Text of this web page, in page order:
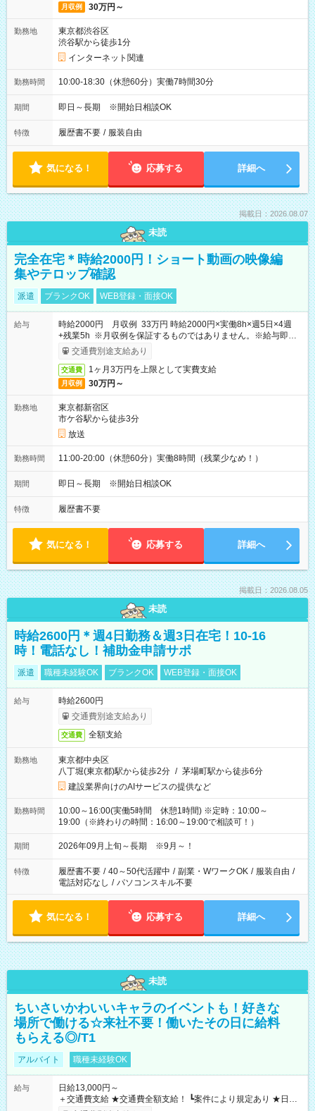
月収例 30万円～
勤務地
東京都渋谷区
渋谷駅から徒歩1分
インターネット関連
勤務時間 10:00-18:30（休憩60分）実働7時間30分
期間 即日～長期 ※開始日相談OK
特徴 履歴書不要 / 服装自由
気になる！ 応募する 詳細へ
掲載日：2026.08.07
未読
完全在宅＊時給2000円！ショート動画の映像編
集やテロップ確認
派遣 ブランクOK WEB登録・面接OK
給与
時給2000円 月収例 33万円 時給2000円×実働8h×週5日×4週
+残業5h ※月収例を保証するものではありません。※給与即受
取りサービス利用可（利用条件有）
交通費別途支給あり
交通費 1ヶ月3万円を上限として実費支給
月収例 30万円～
勤務地
東京都新宿区
市ケ谷駅から徒歩3分
放送
勤務時間 11:00-20:00（休憩60分）実働8時間（残業少なめ！）
期間 即日～長期 ※開始日相談OK
特徴 履歴書不要
気になる！ 応募する 詳細へ
掲載日：2026.08.05
未読
時給2600円＊週4日勤務＆週3日在宅！10-16
時！電話なし！補助金申請サポ
派遣 職種未経験OK ブランクOK WEB登録・面接OK
給与
時給2600円
交通費別途支給あり
交通費 全額支給
勤務地
東京都中央区
八丁堀(東京都)駅から徒歩2分 / 茅場町駅から徒歩6分
建設業界向けのAIサービスの提供など
勤務時間
10:00～16:00(実働5時間 休憩1時間) ※定時：10:00～
19:00（※終わりの時間：16:00～19:00で相談可！）
期間 2026年09月上旬～長期 ※9月～！
特徴 履歴書不要 / 40～50代活躍中 / 副業・WワークOK / 服装自由 /
電話対応なし / パソコンスキル不要
気になる！ 応募する 詳細へ
未読
ちいさいかわいいキャラのイベントも！好きな
場所で働ける☆来社不要！働いたその日に給料
もらえる◎/T1
アルバイト 職種未経験OK
給与
日給13,000円～
＋交通費支給 ★交通費全額支給！ ┗案件により規定あり ★日払